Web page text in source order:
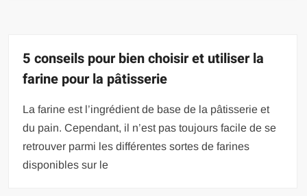
5 conseils pour bien choisir et utiliser la
farine pour la pâtisserie
La farine est l’ingrédient de base de la pâtisserie et
du pain. Cependant, il n’est pas toujours facile de se
retrouver parmi les différentes sortes de farines
disponibles sur le